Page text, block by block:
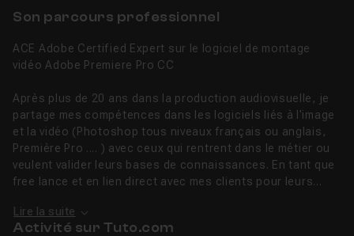
Son parcours professionnel
ACE Adobe Certified Expert sur le logiciel de montage
vidéo Adobe Premiere Pro CC
Après plus de 20 ans dans la production audiovisuelle, je
partage mes compétences dans les logiciels liés à l'image
et la vidéo (Photoshop tous niveaux français ou anglais,
Première Pro .... ) avec ceux qui rentrent dans le métier ou
veulent valider leurs bases de connaissances. En tant que
free lance et en lien direct avec mes clients pour leurs...
Lire la suite
Activité sur Tuto.com